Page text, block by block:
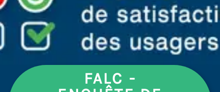
Qui sommes nous ?
L'histoire de l'AT70
Offres d'emploi
SERVICE SMJPMFALC -